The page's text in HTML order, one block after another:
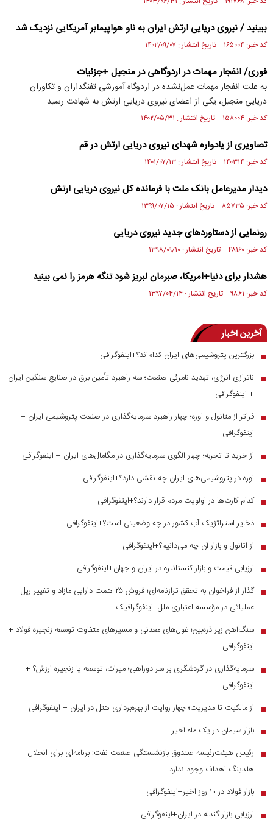
ببینید / نیروی دریایی ارتش ایران به ناو هواپیمابر آمریکایی نزدیک شد
کد خبر: ۱۶۵۰۰۴ تاریخ انتشار : ۱۴۰۲/۰۹/۰۷
فوری/ انفجار مهمات در اردوگاهی در منجیل +جزئیات
به‌ علت انفجار مهمات عمل‌نشده در اردوگاه آموزشی تفنگداران و تکاوران
دریایی منجیل، یکی از اعضای نیروی دریایی ارتش به شهادت رسید.
کد خبر: ۱۵۸۰۰۴ تاریخ انتشار : ۱۴۰۲/۰۵/۳۱
تصاویری از یادواره شهدای نیروی دریایی ارتش در قم
کد خبر: ۱۴۰۳۱۴ تاریخ انتشار : ۱۴۰۱/۰۷/۱۳
دیدار مدیرعامل بانک ملت با فرمانده کل نیروی دریایی ارتش
کد خبر: ۸۵۷۳۵ تاریخ انتشار : ۱۳۹۹/۰۷/۱۵
رونمایی از دستاوردهای جدید نیروی دریایی
کد خبر: ۴۸۱۶۰ تاریخ انتشار : ۱۳۹۸/۰۹/۱۰
هشدار برای دنیا+امریکا، صبرمان لبریز شود تنگه هرمز را نمی بینید
کد خبر: ۹۸۶۱ تاریخ انتشار : ۱۳۹۷/۰۴/۱۴
آخرین اخبار
■ بزرگترین پتروشیمی‌های ایران کدام‌اند؟+اینفوگرافی
■
ناترازی انرژی، تهدید نامرئی صنعت؛ سه راهبرد تأمین برق در صنایع سنگین ایران
+ اینفوگرافی
■ فراتر از متانول و اوره؛ چهار راهبرد سرمایه‌گذاری در صنعت پتروشیمی ایران +
اینفوگرافی
■ از خرید تا تجربه؛ چهار الگوی سرمایه‌گذاری در مگامال‌های ایران + اینفوگرافی
■ اوره در پتروشیمی‌های ایران چه نقشی دارد؟+اینفوگرافی
■ کدام کارت‌ها در اولویت مردم قرار دارند؟+اینفوگرافی
■ ذخایر استراتژیک آب کشور در چه وضعیتی است؟+اینفوگرافی
■ از اتانول و بازار آن چه می‌دانیم؟+اینفوگرافی
■ ارزیابی قیمت و بازار کنستانتره در ایران و جهان+اینفوگرافی
■
گذار از فراخوان به تحقق ترازنامه‌ای؛ فروش ۲۵ همت دارایی مازاد و تغییر ریل
عملیاتی در مؤسسه اعتباری ملل+اینفوگرافیک
■ سنگ‌آهن زیر ذره‌بین؛ غول‌های معدنی و مسیر‌های متفاوت توسعه زنجیره فولاد +
اینفوگرافی
■ سرمایه‌گذاری در گردشگری بر سر دوراهی؛ میراث، توسعه یا زنجیره ارزش؟ +
اینفوگرافی
■ از مالکیت تا مدیریت؛ چهار روایت از بهره‌برداری هتل در ایران + اینفوگرافی
■ بازار سیمان در یک ماه اخیر
■
رئیس هیئت‌رئیسه صندوق بازنشستگی صنعت نفت: برنامه‌ای برای انحلال
هلدینگ اهداف وجود ندارد
■ بازار فولاد در ۱۰ روز اخیر+اینفوگرافی
■ ارزیابی بازار گندله در ایران+اینفوگرافی